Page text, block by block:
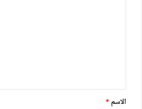
*
الاسم *